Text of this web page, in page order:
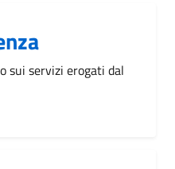
sui servizi erogati dal